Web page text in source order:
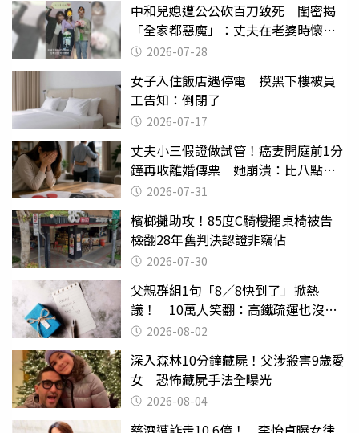
中和兒媳遭公公砍百刀致死 閨密揭
「全家都惡魔」：丈夫在老婆時懷孕
摔東西
2026-07-28
女子入住飯店遇停電 摸黑下樓被員
工告知：倒閉了
2026-07-17
丈夫小三假證做試管！癌妻開庭前1分
鐘再收離婚傳票 她崩潰：比八點檔
還扯2026-07-31
檳榔攤助攻！85度C騎樓擺桌椅被告
檢翻28年舊判決認證非竊佔
2026-07-30
父親群組1句「8／8快到了」掀熱
議！ 10萬人笑翻：高鐵疏運也沒列
父親節
2026-08-02
深入森林10分鐘藏屍！父涉殺害9歲愛
女 恐怖藏屍手法全曝光
2026-08-04